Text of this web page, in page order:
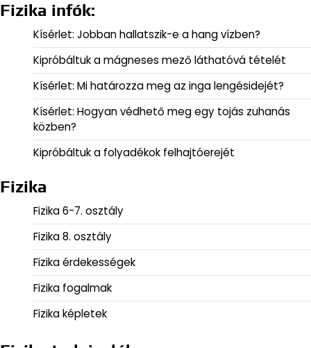
Fizika infók:
Kísérlet: Jobban hallatszik-e a hang vízben?
Kipróbáltuk a mágneses mező láthatóvá tételét
Kísérlet: Mi határozza meg az inga lengésidejét?
Kísérlet: Hogyan védhető meg egy tojás zuhanás
közben?
Kipróbáltuk a folyadékok felhajtóerejét
Fizika
Fizika 6-7. osztály
Fizika 8. osztály
Fizika érdekességek
Fizika fogalmak
Fizika képletek